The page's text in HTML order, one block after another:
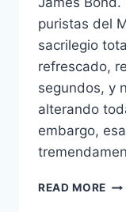
puristas del
sacrilegio
refrescado,
segundos, y
alterando
embargo,
READ MORE